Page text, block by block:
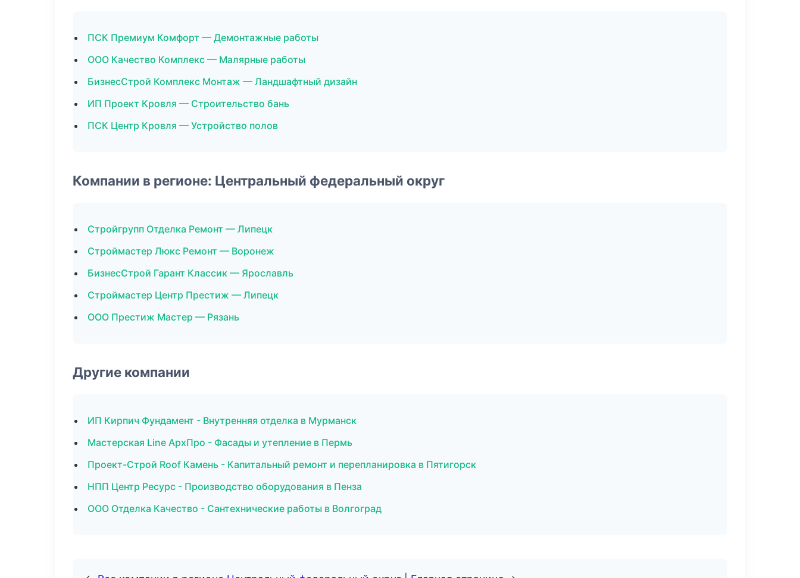
ПСК Премиум Комфорт — Демонтажные работы
ООО Качество Комплекс — Малярные работы
БизнесСтрой Комплекс Монтаж — Ландшафтный дизайн
ИП Проект Кровля — Строительство бань
ПСК Центр Кровля — Устройство полов
Компании в регионе: Центральный федеральный округ
Стройгрупп Отделка Ремонт — Липецк
Строймастер Люкс Ремонт — Воронеж
БизнесСтрой Гарант Классик — Ярославль
Строймастер Центр Престиж — Липецк
ООО Престиж Мастер — Рязань
Другие компании
ИП Кирпич Фундамент - Внутренняя отделка в Мурманск
Мастерская Line АрхПро - Фасады и утепление в Пермь
Проект-Строй Roof Камень - Капитальный ремонт и перепланировка в Пятигорск
НПП Центр Ресурс - Производство оборудования в Пенза
ООО Отделка Качество - Сантехнические работы в Волгоград